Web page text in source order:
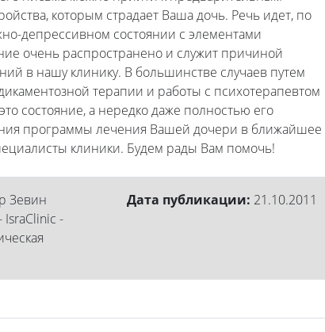
которым страдает Ваша дочь. Речь идет, по
депрессивном состоянии с элементами
очень распространено и служит причиной
в нашу клинику. В большинстве случаев путем
терапии и работы с психотерапевтом
состояние, а нередко даже полностью его
программы лечения Вашей дочери в ближайшее
клиники. Будем рады Вам помочь!
Зевин
IsraClinic -
Дата публикации: 21.10.2011